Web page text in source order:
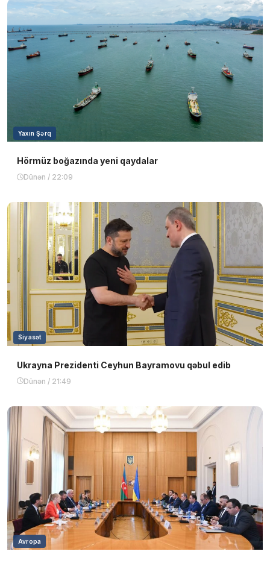
Yaxın Şərq
Hörmüz boğazında yeni qaydalar
Dünən / 22:09
Siyasət
Ukrayna Prezidenti Ceyhun Bayramovu qəbul edib
Dünən / 21:49
Avropa